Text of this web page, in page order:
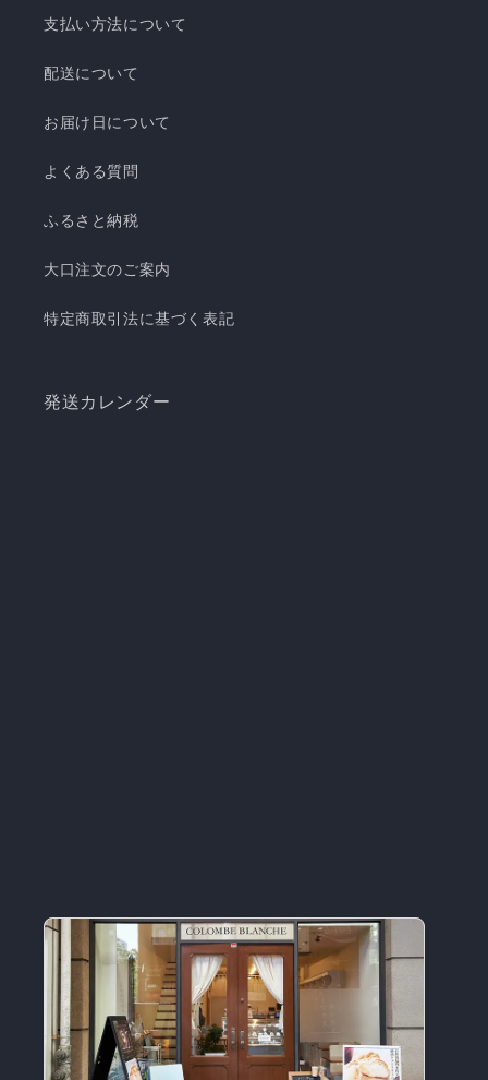
支払い方法について
配送について
お届け日について
よくある質問
ふるさと納税
大口注文のご案内
特定商取引法に基づく表記
発送カレンダー